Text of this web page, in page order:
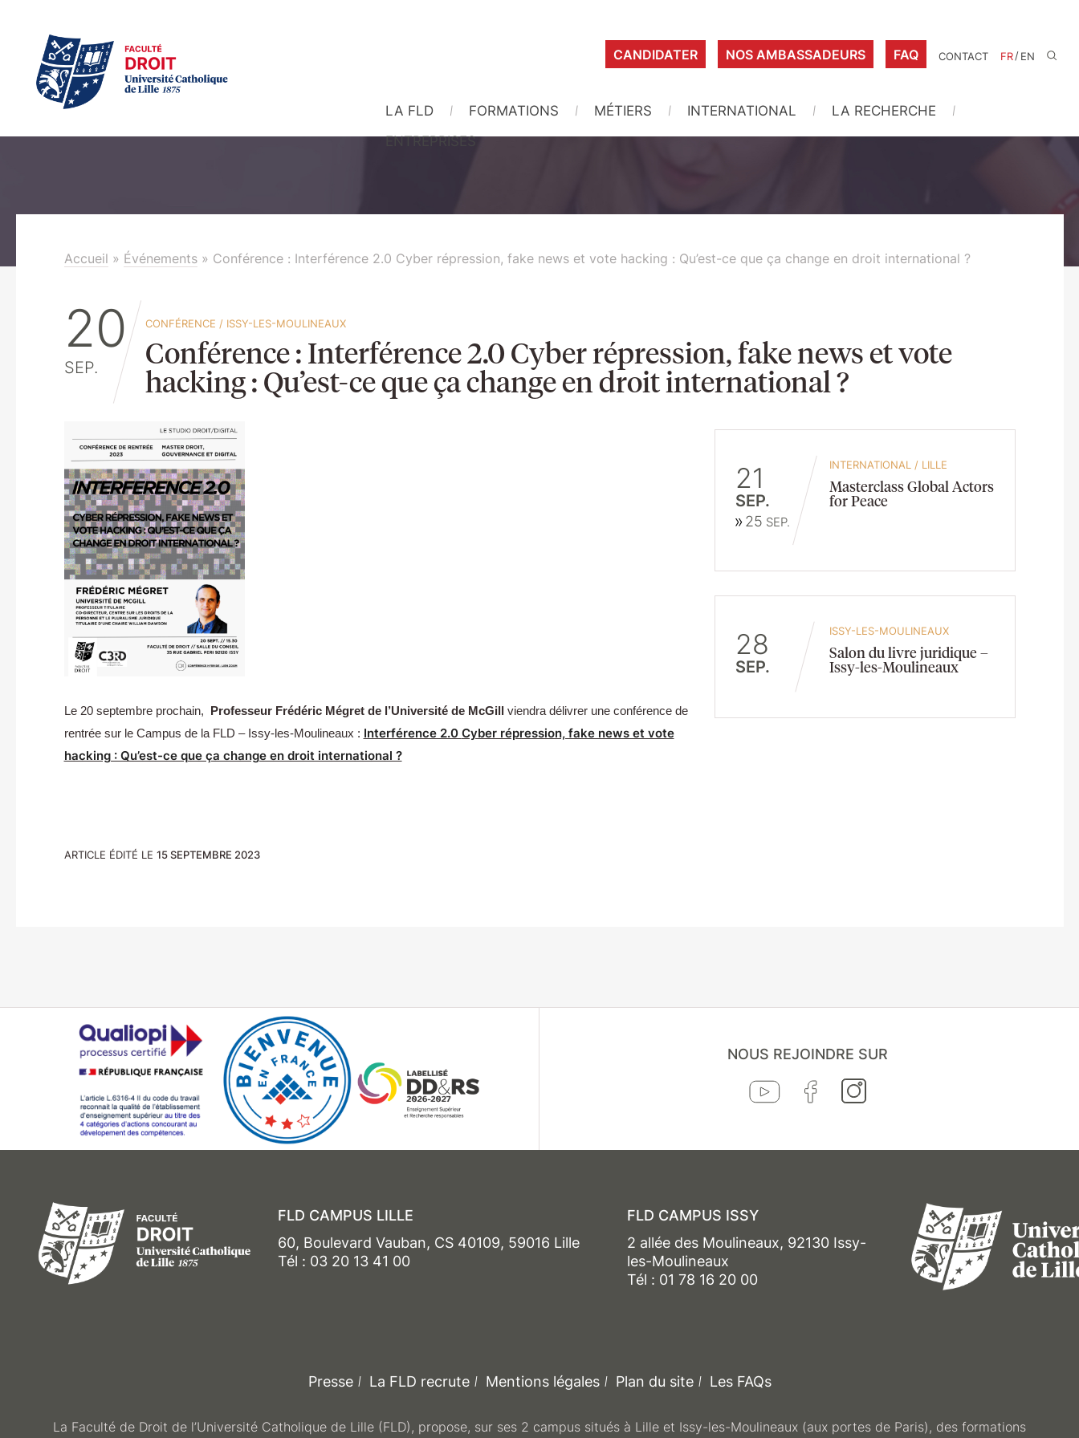
CANDIDATER NOS AMBASSADEURS FAQ CONTACT FR/EN
LA FLD FORMATIONS MÉTIERS INTERNATIONAL
LA RECHERCHE
ENTREPRISES
Accueil » Événements» Conférence : Interférence 2.0 Cyber répression, fake news et vote hacking : Qu’est-ce que ça change en droit international ?
20
SEP.
CONFÉRENCE / ISSY-LES-MOULINEAUX
Conférence : Interférence 2.0 Cyber répression, fake news et vote
hacking : Qu’est-ce que ça change en droit international ?
Le 20 septembre prochain, Professeur Frédéric Mégret de l’Université de McGill
viendra délivrer une conférence de
rentrée sur le Campus de la FLD – Issy-les-Moulineaux : Interférence 2.0 Cyber répression, fake news et vote
hacking : Qu’est-ce que ça change en droit international ?
ARTICLE ÉDITÉ LE 15 SEPTEMBRE 2023
21
SEP.
25 SEP.
INTERNATIONAL / LILLE
Masterclass Global Actors
for Peace
28
SEP.
ISSY-LES-MOULINEAUX
Salon du livre juridique –
Issy-les-Moulineaux
NOUS REJOINDRE SUR
FLD CAMPUS LILLE
60, Boulevard Vauban, CS 40109, 59016 Lille
Tél : 03 20 13 41 00
FLD CAMPUS ISSY
2 allée des Moulineaux, 92130 Issy-
les-Moulineaux
Tél : 01 78 16 20 00
Presse La FLD recrute Mentions légales Plan du site Les FAQs
La Faculté de Droit de l’Université Catholique de Lille (FLD), propose, sur ses 2 campus situés à Lille et Issy-les-Moulineaux (aux portes de Paris), des formations